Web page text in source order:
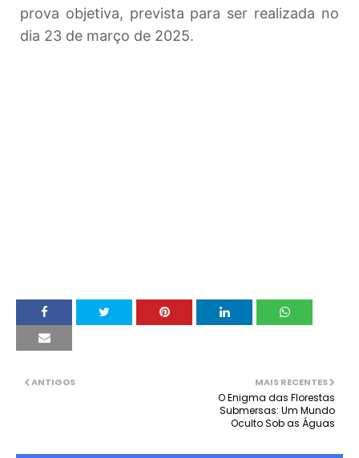
prova objetiva, prevista para ser realizada no
dia 23 de março de 2025.
MAIS RECENTES
O Enigma das Florestas
Submersas: Um Mundo
Oculto Sob as Águas
ANTIGOS